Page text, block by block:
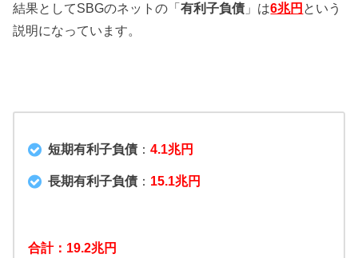
結果としてSBGのネットの「有利子負債 」は6兆円 という
説明になっています。
短期有利子負債： 4.1兆円
長期有利子負債： 15.1兆円
合計：19.2兆円